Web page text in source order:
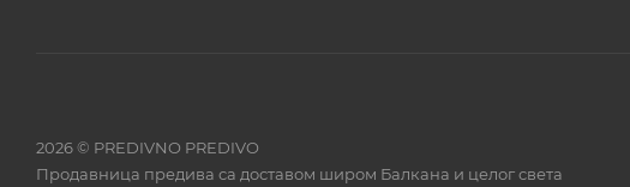
2026 © PREDIVNO PREDIVO
Продавница предива са доставом широм Балкана и целог света